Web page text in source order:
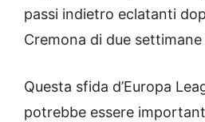
passi indietro eclatanti
Cremona di due settimane
Questa sfida d’Europa
potrebbe essere